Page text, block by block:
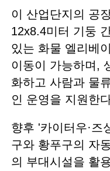
이 산업단지의 공
12x8.4미터 기둥
있는 화물 엘리베
이동이 가능하며,
화하고 사람과 물
인 운영을 지원한
향후 '카이터우·즈
구와 황푸구의 자
의 부대시설을 활